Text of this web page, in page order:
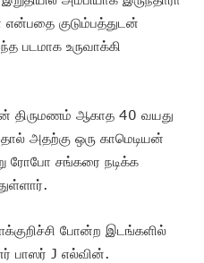
குடும்பத்துடன்
படமாக உருவாக்கி
திருமணம் ஆகாத 40 வயது
அதற்கு ஒரு காமெடியன்
ரோபோ சங்கரை நடிக்க
போன்ற இடங்களில்
பாஸர் J எல்வின்.